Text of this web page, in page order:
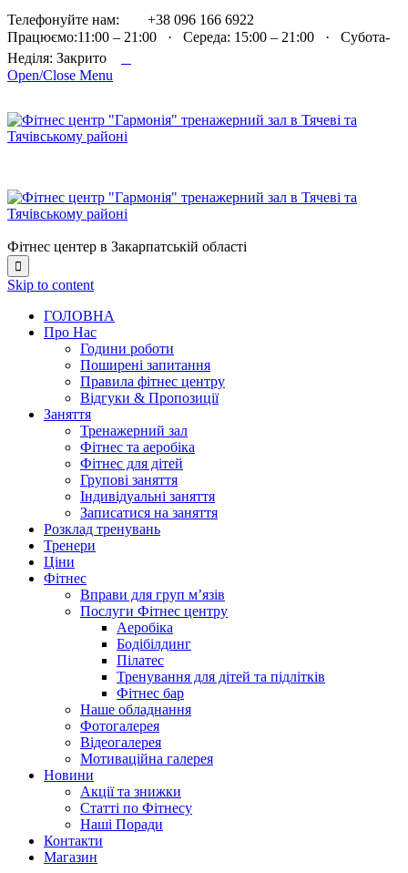
Телефонуйте нам:
+38 096 166 6922
Працюємо:11:00 – 21:00 · Середа: 15:00 – 21:00 · Субота-
Неділя: Закрито
Open/Close Menu
Фітнес центер в Закарпатській області

Skip to content
ГОЛОВНА
Про Нас
Години роботи
Поширені запитання
Правила фітнес центру
Відгуки & Пропозиції
Заняття
Тренажерний зал
Фітнес та аеробіка
Фітнес для дітей
Групові заняття
Індивідуальні заняття
Записатися на заняття
Розклад тренувань
Тренери
Ціни
Фітнес
Вправи для груп м’язів
Послуги Фітнес центру
Аеробіка
Бодібілдинг
Пілатес
Тренування для дітей та підлітків
Фітнес бар
Наше обладнання
Фотогалерея
Відеогалерея
Мотиваційна галерея
Новини
Акції та знижки
Статті по Фітнесу
Наші Поради
Контакти
Магазин